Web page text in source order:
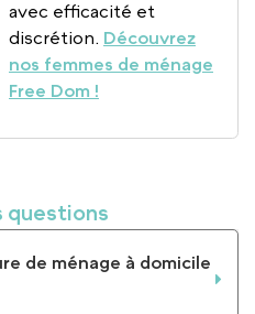
avec efficacité et
discrétion. Découvrez
nos femmes de ménage
Free Dom !
questions
de ménage à domicile